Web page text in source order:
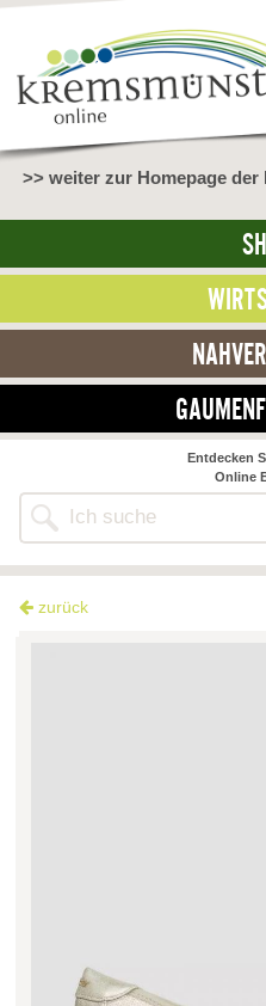
>> weiter zur Homepage
Entdecken
Online
zurück